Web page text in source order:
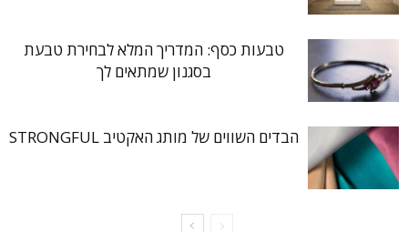
טבעות כסף: המדריך המלא לבחירת טבעת
בסגנון שמתאים לך
הבדים השווים של מותג האקטיב STRONGFUL